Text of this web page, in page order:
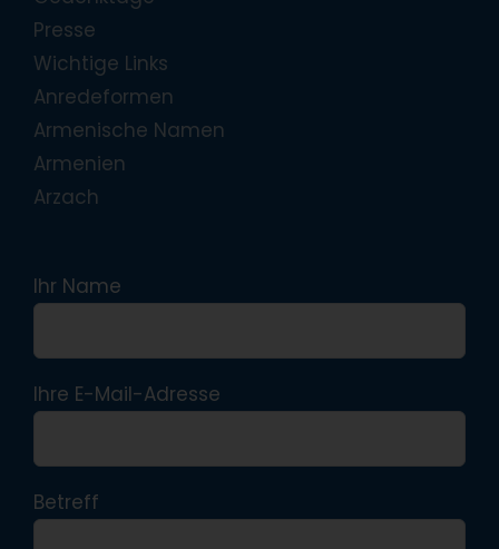
Presse
Wichtige Links
Anredeformen
Armenische Namen
Armenien
Arzach
Ihr Name
Ihre E-Mail-Adresse
Betreff